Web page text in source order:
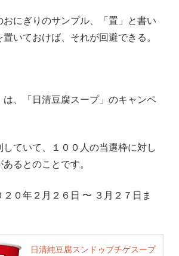
にぎりのサンプル、「置」と書い
置いておけば、それが回避できる。
は、「日清豆腐スープ」のキャンペ
ていて、１００人の当選枠に対し
るとのことです。
０年２月２６日 〜 ３月２７日ま
日清純豆腐スンドゥブチゲスープ